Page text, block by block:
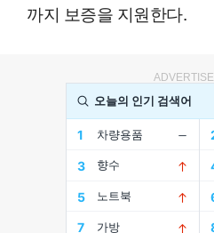
까지 보증을 지원한다.